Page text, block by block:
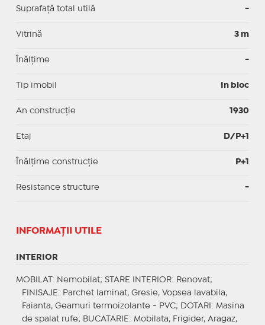
Suprafaţă total utilă -
Vitrină 3 m
Înălțime -
Tip imobil In bloc
An construcție 1930
Etaj D/P+1
Înălțime construcție P+1
Resistance structure -
INFORMAŢII UTILE
INTERIOR
MOBILAT : Nemobilat; STARE INTERIOR: Renovat;
FINISAJE : Parchet laminat, Gresie, Vopsea lavabila,
Faianta, Geamuri termoizolante - PVC;
DOTARI : Masina
de spalat rufe; BUCATARIE : Mobilata, Frigider, Aragaz,